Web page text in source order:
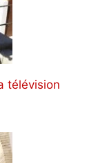
télévision